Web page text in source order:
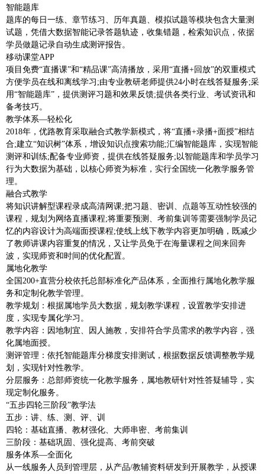
智能题库
题库的每日一练、章节练习、历年真题、模拟试题等模块包含大量测
试题，凭借大数据智能记录答题轨迹，收集错题，检索知识点，依据
学员做题记录自动生成测评报告。
移动课堂APP
项目免费“直播课”和“精品课”高清播放，采用“直播+回放”的双重模式
方便学员在线和离线学习;由专业教研老师提供24小时在线答疑服务;采
用“智能题库”，提供测评习题和效果反馈;提供各类行业、考试资讯和
备考技巧。
教学体系—轻松化
2018年，优路教育采取融合式教学新模式，将“直播+录播+面授”相结
合;建立“知识树”体系，增设知识点搜索功能;汇编智能题库，实现智能
测评和训练;配备专业师资，提供在线答疑服务;以智能题库和学员学习
行为大数据为基础，以核心师资为标准，实行全国统一化教学服务管
理。
融合式教学
将知识讲解型课程录成高清网课;把习题、密训、点题等互动性较强的
课程，规划为网络直播课程;将重要预测、考前集训等需要强制学员记
忆的内容设计为高端面授课程;使线上线下教学内容更加明确，既减少
了教师讲课内容重复的情况，又让学员免于在海量课程之间来回奔
波，实现师资和时间的优化配置。
属地化教学
全国200+直营分校依托总部标准化产品体系，全面推行属地化教学服
务和定制化教学管理。
教学规划：根据属地学员大数据，规划教学课程，设置教学安排进
度，实现专属化学习。
教学内容：因地制宜、因人施教，安排符合学员需求的教学内容，强
化属地面授。
测评管理：依托智能题库分梯度安排测试，根据数据反馈调整教学规
划，实现针对性教学。
分层服务：总部师资统一化教学服务，属地教研针对性答疑辅导，实
现定制化服务。
“五步四轮三阶段”教学法
五步：讲、练、测、评、训
四轮：基础直播、教材强化、大师串密、考前集训
三阶段：基础巩固、强化提高、考前突破
服务体系—全面化
从一线服务人员到管理层，从产品/教辅资料研发到开展教学，从授课